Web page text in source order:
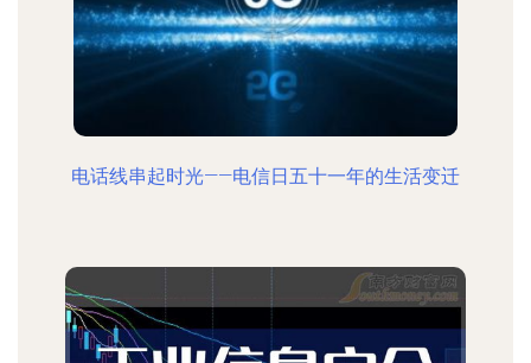
电话线串起时光——电信日五十一年的生活变迁